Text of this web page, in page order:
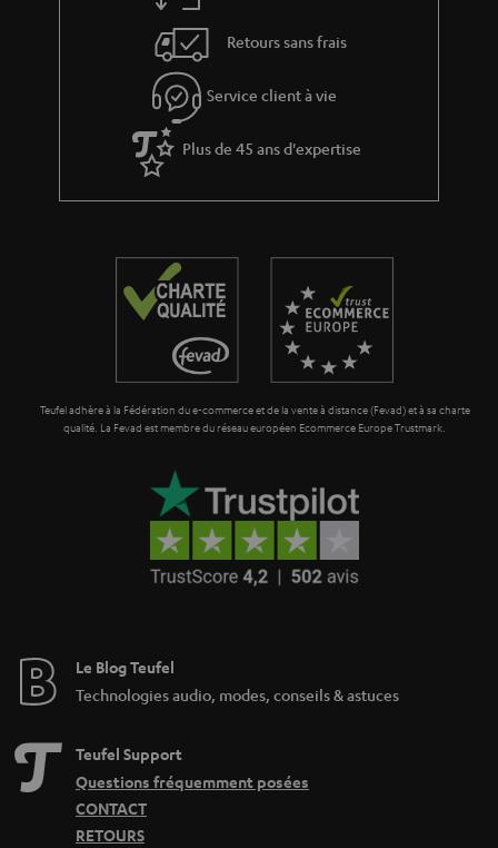
Retours sans frais
Service client à vie
Plus de 45 ans d'expertise
Teufel adhère à la Fédération du e-commerce et de la vente à distance (Fevad) et à sa charte
qualité. La Fevad est membre du réseau européen Ecommerce Europe Trustmark.
Le Blog Teufel
Technologies audio, modes, conseils & astuces
Teufel Support
Questions fréquemment posées
CONTACT
RETOURS